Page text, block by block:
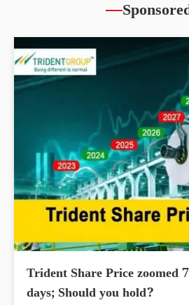
Trident Share Price zoomed
days; Should you hold?